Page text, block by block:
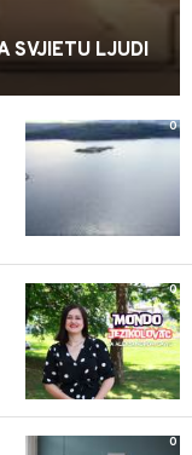
SVJIETU LJUDI
0
0
0